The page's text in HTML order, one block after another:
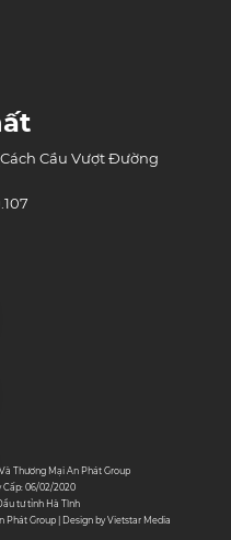
Cầu Vượt Đường
Thương Mại An Phát Group
Cấp: 06/02/2020
tư tỉnh Hà Tĩnh
Phát Group | Design byVietstar Media